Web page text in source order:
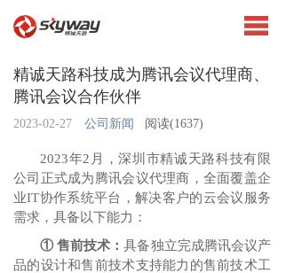
精诚天路科技成为腾讯会议代理商、
腾讯会议合作伙伴
2023-02-27 公司新闻 阅读(1637)
2023年2月，深圳市精诚天路科技有限
公司正式成为腾讯会议代理商，全面覆盖企
业IT协作系统平台，解决客户的云会议服务
需求，具备以下能力：
① 售前技术：具备独立完成腾讯会议产
品的设计和售前技术支持能力的售前技术工